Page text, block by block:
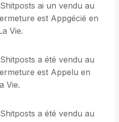
ai un vendu au
est Appgécié en
Vie.
a été vendu au
est Appelu en
Vie.
a été vendu au